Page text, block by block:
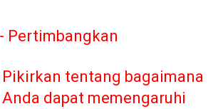
- Pertimbangkan
Pikirkan tentang bagaimana
dapat memengaruhi